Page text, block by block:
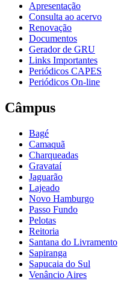
Apresentação
Consulta ao acervo
Renovação
Documentos
Gerador de GRU
Links Importantes
Periódicos CAPES
Periódicos On-line
Câmpus
Bagé
Camaquã
Charqueadas
Gravataí
Jaguarão
Lajeado
Novo Hamburgo
Passo Fundo
Pelotas
Reitoria
Santana do Livramento
Sapiranga
Sapucaia do Sul
Venâncio Aires